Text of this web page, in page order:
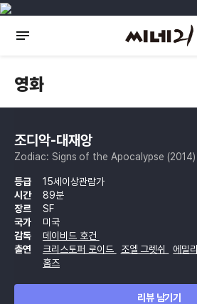
영화
조디악-대재앙
Zodiac: Signs of the Apocalypse (2014)
등급
15세이상관람가
시간
89분
장르
SF
국가
미국
감독
데이비드 호건
출연
크리스토퍼 로이드 조엘 그렛쉬
에밀리
홈즈
리뷰 남기기